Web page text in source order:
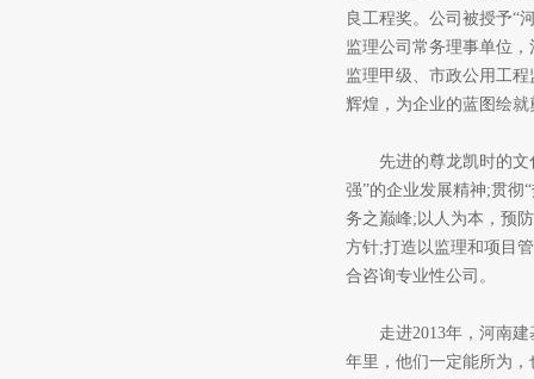
良工程奖。公司被授予“
监理公司常务理事单位
监理甲级、市政公用工
辉煌，为企业的蓝图绘
先进的尊龙凯时的文化
强”的企业发展精神;贯彻
务之巅峰;以人为本，预
方针;打造以监理和项目
合咨询专业性公司。
走进2013年，河南建
年里，他们一定能所为